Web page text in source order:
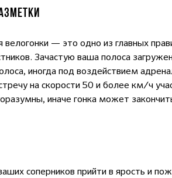
— это одно из главных
Зачастую ваша полоса
иногда под воздействием
на скорости 50 и более км/ч
иначе гонка может
соперников прийти в ярость и